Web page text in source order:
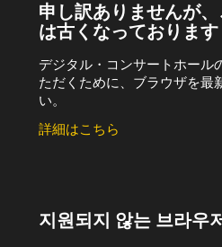
申し訳ありませんが
は古くなっております
デジタル・コンサートホール
ただくために、ブラウザを最
い。
詳細はこちら
지원되지 않는 브라우